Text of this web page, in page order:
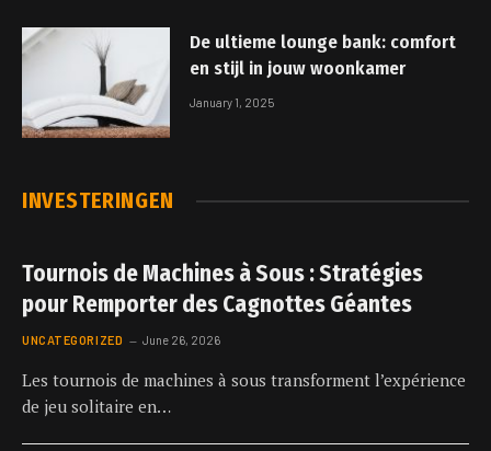
De ultieme lounge bank: comfort
en stijl in jouw woonkamer
January 1, 2025
INVESTERINGEN
Tournois de Machines à Sous : Stratégies
pour Remporter des Cagnottes Géantes
UNCATEGORIZED June 26, 2026
Les tournois de machines à sous transforment l’expérience
de jeu solitaire en…